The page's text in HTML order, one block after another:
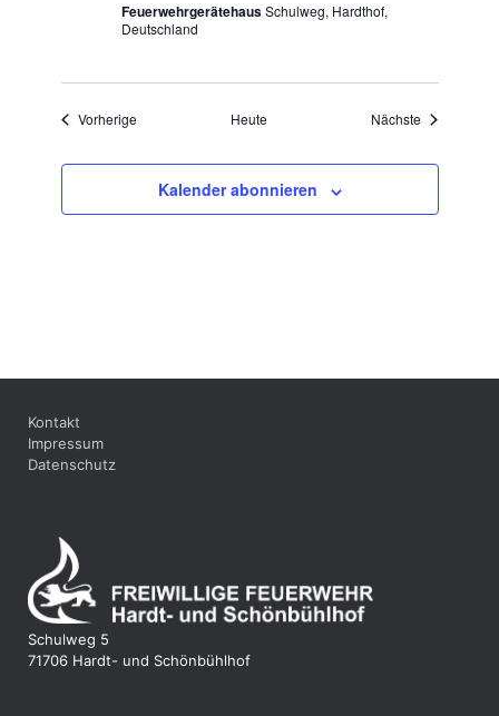
FeuerwehrgerätehausSchulweg, Hardthof,
Deutschland
VorherigeVeranstaltungenHeute Nächste
Kalender abonnieren
Kontakt
Impressum
Datenschutz
Schulweg 5
71706 Hardt- und Schönbühlhof